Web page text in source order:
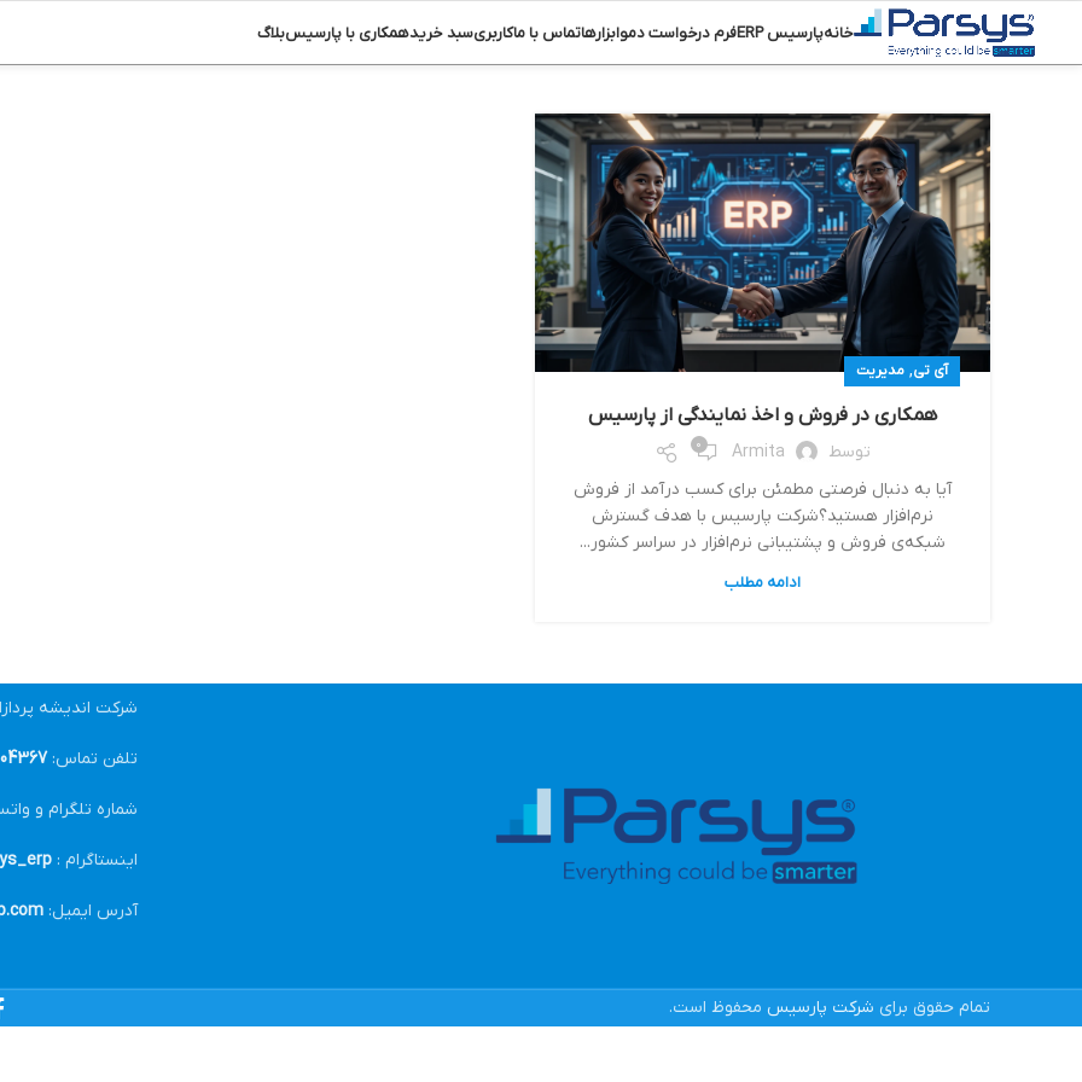
خانهپارسیس ERP فرم درخواست دموابزارهاتماس با ماکاربریسبد خریدهمکاری با پارسیسبلاگ
آی تی, مدیریت
همکاری در فروش و اخذ نمایندگی از پارسیس
توسط Armita
0
آیا به دنبال فرصتی مطمئن برای کسب درآمد از فروش
نرم‌افزار هستید؟شرکت پارسیس با هدف گسترش
شبکه‌ی فروش و پشتیبانی نرم‌افزار در سراسر کشور...
ادامه مطلب
شرکت اندیشه
تلفن تماس:021
شماره تلگرام و
اینستاگرام :
آدرس ایمیل:
تمام حقوق برای شرکت پارسیس محفوظ است.